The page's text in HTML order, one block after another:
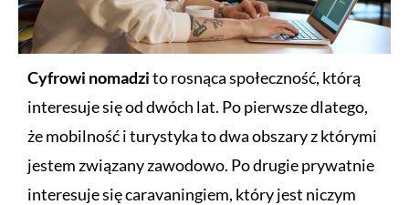
Cyfrowi nomadzito rosnąca społeczność, którą
interesuje się od dwóch lat. Po pierwsze dlatego,
że mobilność i turystyka to dwa obszary z którymi
jestem związany zawodowo. Po drugie prywatnie
interesuje się caravaningiem, który jest niczym